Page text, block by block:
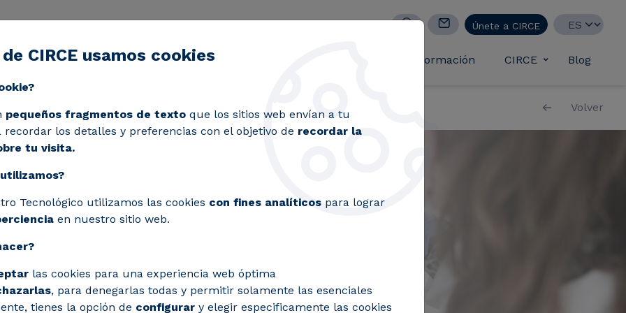
Únete a CIRCE Select your
Servicios Laboratorios Formación CIRCE
Toggle
Blog
Volver
plásticos y
CIRCE usamos cookies
pequeños fragmentos de textoque los sitios web envían a tu
recordar los detalles y preferencias con el objetivo de recordar la
tu visita.
Tecnológico utilizamos las cookies con fines analíticospara lograr
en nuestro sitio web.
las cookies para una experiencia web óptima
, para denegarlas todas y permitir solamente las esenciales
tienes la opción de configurary elegir especificamente las cookies